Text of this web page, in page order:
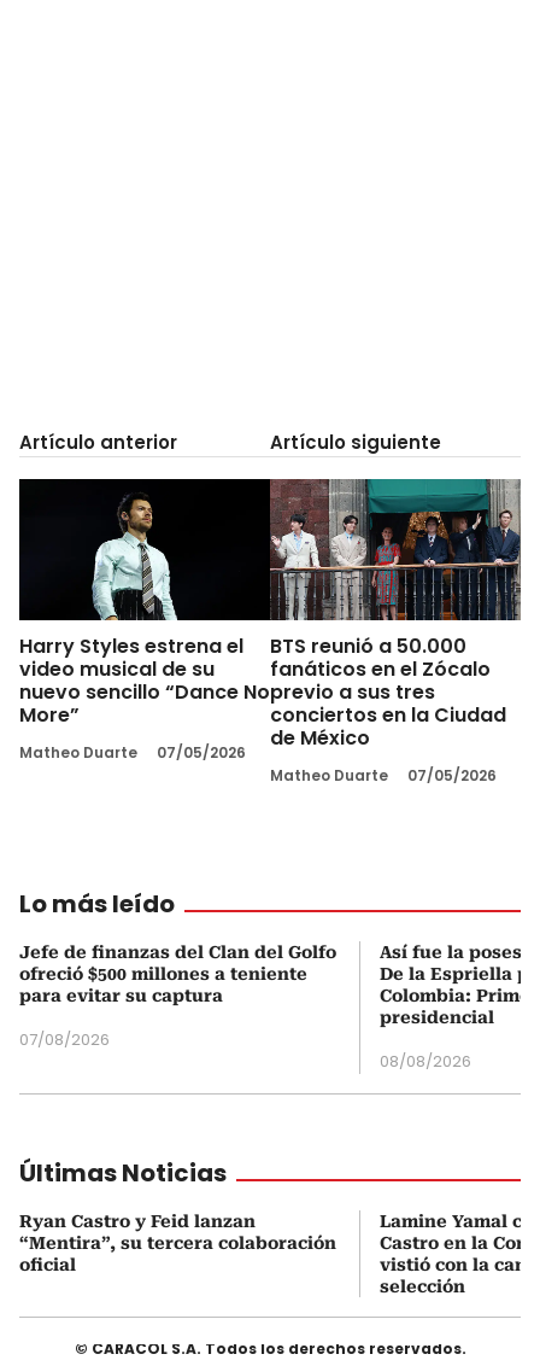
Artículo anterior
Harry Styles estrena el
video musical de su
nuevo sencillo “Dance No
More”
Matheo Duarte 07/05/2026
Artículo siguiente
BTS reunió a 50.000
fanáticos en el Zócalo
previo a sus tres
conciertos en la Ciudad
de México
Matheo Duarte 07/05/2026
Lo más leído
Jefe de finanzas del Clan del Golfo
ofreció $500 millones a teniente
para evitar su captura
07/08/2026
Así fue la
De la Espriella
Colombia:
presidencial
08/08/2026
Últimas Noticias
Ryan Castro y Feid lanzan
“Mentira”, su tercera colaboración
oficial
Lamine Yamal
Castro en la
vistió con la
selección
© CARACOL S.A. Todos los derechos reservados.